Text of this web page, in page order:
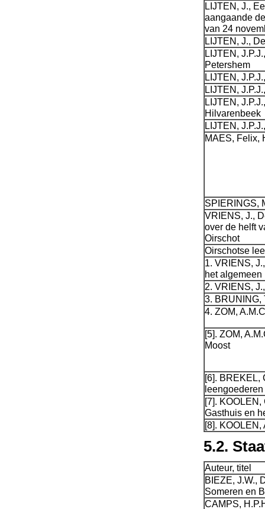
LIJTEN, J.,
aangaande
van 24
LIJTEN, J.,
LIJTEN,
Petershem
LIJTEN,
LIJTEN,
LIJTEN,
Hilvarenbeek
LIJTEN,
MAES, Felix,
SPIERINGS,
VRIENS, J.,
over de helft
Oirschot
Oirschotse
1. VRIENS,
het algemeen
2. VRIENS,
3. BRUNING,
4. ZOM,
[5]. ZOM,
Moost
[6]. BREKEL,
leengoederen
[7].
Gasthuis en
[8]. KOOLEN,
5.2.
Auteur, titel
BIEZE, J.W.,
Someren en
CAMPS,